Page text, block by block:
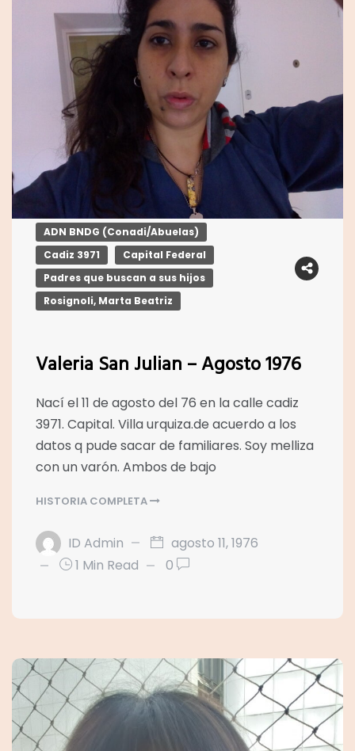
ADN BNDG (Conadi/Abuelas)
Cadiz 3971
Capital Federal
Padres que buscan a sus hijos
Rosignoli, Marta Beatriz
Valeria San Julian – Agosto 1976
Nací el 11 de agosto del 76 en la calle cadiz
3971. Capital. Villa urquiza.de acuerdo a los
datos q pude sacar de familiares. Soy melliza
con un varón. Ambos de bajo
HISTORIA COMPLETA
ID Admin
agosto 11, 1976
1 Min Read
0